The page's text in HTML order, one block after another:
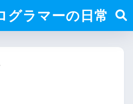
グラマーの日常